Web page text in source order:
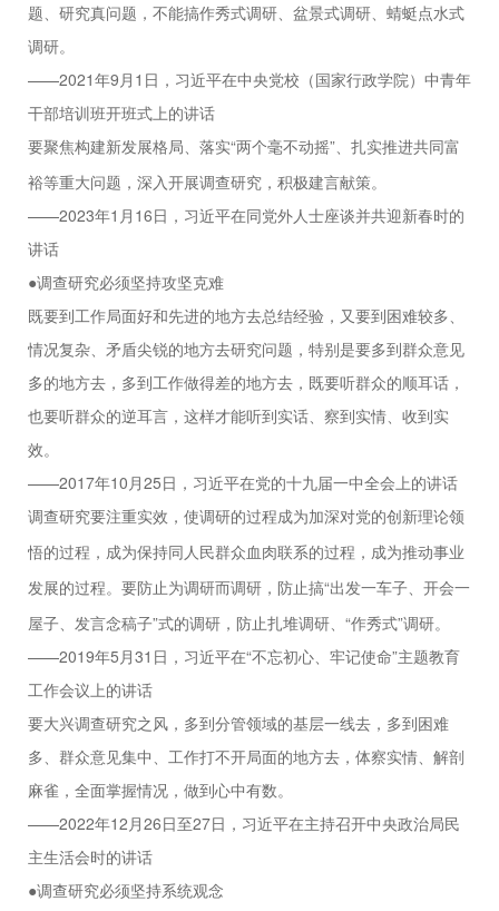
题、研究真问题，不能搞作秀式调研、盆景式调研、蜻蜓点水式
调研。
——2021年9月1日，习近平在中央党校（国家行政学院）中青年
干部培训班开班式上的讲话
要聚焦构建新发展格局、落实“两个毫不动摇”、扎实推进共同富
裕等重大问题，深入开展调查研究，积极建言献策。
——2023年1月16日，习近平在同党外人士座谈并共迎新春时的
讲话
●调查研究必须坚持攻坚克难
既要到工作局面好和先进的地方去总结经验，又要到困难较多、
情况复杂、矛盾尖锐的地方去研究问题，特别是要多到群众意见
多的地方去，多到工作做得差的地方去，既要听群众的顺耳话，
也要听群众的逆耳言，这样才能听到实话、察到实情、收到实
效。
——2017年10月25日，习近平在党的十九届一中全会上的讲话
调查研究要注重实效，使调研的过程成为加深对党的创新理论领
悟的过程，成为保持同人民群众血肉联系的过程，成为推动事业
发展的过程。要防止为调研而调研，防止搞“出发一车子、开会一
屋子、发言念稿子”式的调研，防止扎堆调研、“作秀式”调研。
——2019年5月31日，习近平在“不忘初心、牢记使命”主题教育
工作会议上的讲话
要大兴调查研究之风，多到分管领域的基层一线去，多到困难
多、群众意见集中、工作打不开局面的地方去，体察实情、解剖
麻雀，全面掌握情况，做到心中有数。
——2022年12月26日至27日，习近平在主持召开中央政治局民
主生活会时的讲话
●调查研究必须坚持系统观念